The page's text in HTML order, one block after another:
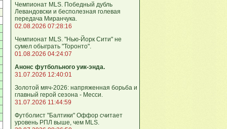
Чемпионат MLS. Победный дубль
Левандовски и бесполезная голевая
передача Миранчука.
02.08.2026 07:28:16
Чемпионат MLS. "Нью-Йорк Сити" не
сумел обыграть "Торонто".
01.08.2026 04:24:07
Анонс футбольного уик-энда.
31.07.2026 12:40:01
Золотой мяч-2026: напряженная борьба и
главный герой сезона - Месси.
31.07.2026 11:44:59
Футболист "Балтики" Оффор считает
уровень РПЛ выше, чем MLS.